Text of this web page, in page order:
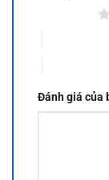
Đánh giá của